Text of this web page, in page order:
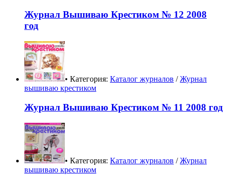
Журнал Вышиваю Крестиком № 12 2008
год
• Категория: Каталог журналов /Журнал
вышиваю крестиком
Журнал Вышиваю Крестиком № 11 2008 год
• Категория: Каталог журналов /Журнал
вышиваю крестиком